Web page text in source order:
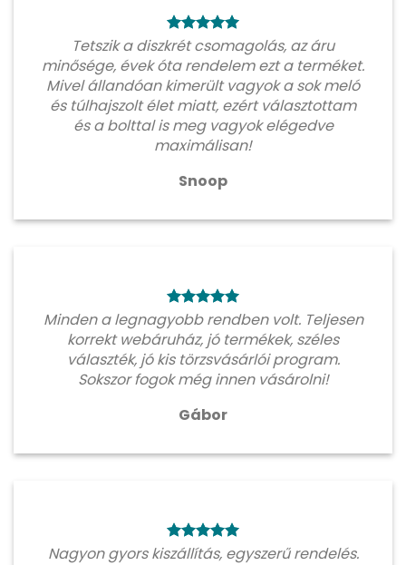
Tetszik a diszkrét csomagolás, az áru
minősége, évek óta rendelem ezt a terméket.
Mivel állandóan kimerült vagyok a sok meló
és túlhajszolt élet miatt, ezért választottam
és a bolttal is meg vagyok elégedve
maximálisan!
Snoop
Minden a legnagyobb rendben volt. Teljesen
korrekt webáruház, jó termékek, széles
választék, jó kis törzsvásárlói program.
Sokszor fogok még innen vásárolni!
Gábor
Nagyon gyors kiszállítás, egyszerű rendelés.